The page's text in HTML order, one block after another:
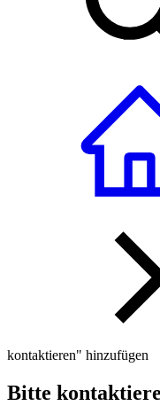
kontaktieren" hinzufügen
Bitte